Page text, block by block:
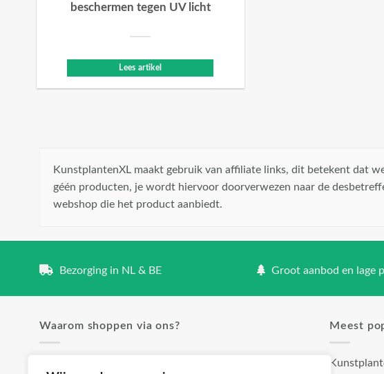
beschermen tegen UV licht
Lees artikel
KunstplantenXL maakt gebruik van affiliate links, dit betekent dat
géén producten, je wordt hiervoor doorverwezen naar de
webshop die het product aanbiedt.
Bezorging in NL & BE Groot aanbod en lage
Waarom shoppen via ons? Meest